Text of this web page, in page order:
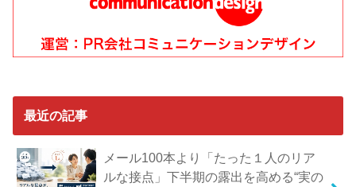
最近の記事
メール100本より「たった１人のリア
ルな接点」下半期の露出を高める“実の